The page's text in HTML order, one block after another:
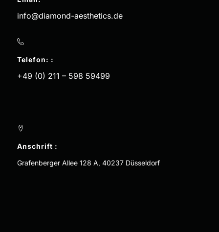
info@diamond-aesthetics.de
Telefon: :
+49 (0) 211 – 598 59499
Anschrift :
Grafenberger Allee 128 A, 40237 Düsseldorf